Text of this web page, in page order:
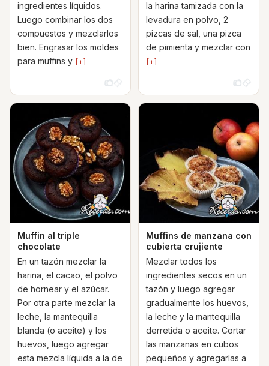
ingredientes líquidos.
Luego combinar los dos
compuestos y mezclarlos
bien. Engrasar los moldes
para muffins y [+]
la harina tamizada con la
levadura en polvo, 2
pizcas de sal, una pizca
de pimienta y mezclar con
[+]
Muffin al triple
chocolate
En un tazón mezclar la
harina, el cacao, el polvo
de hornear y el azúcar.
Por otra parte mezclar la
leche, la mantequilla
blanda (o aceite) y los
huevos, luego agregar
esta mezcla líquida a la de
Muffins de manzana con
cubierta crujiente
Mezclar todos los
ingredientes secos en un
tazón y luego agregar
gradualmente los huevos,
la leche y la mantequilla
derretida o aceite. Cortar
las manzanas en cubos
pequeños y agregarlas a